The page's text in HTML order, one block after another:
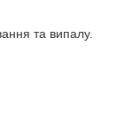
та випалу.